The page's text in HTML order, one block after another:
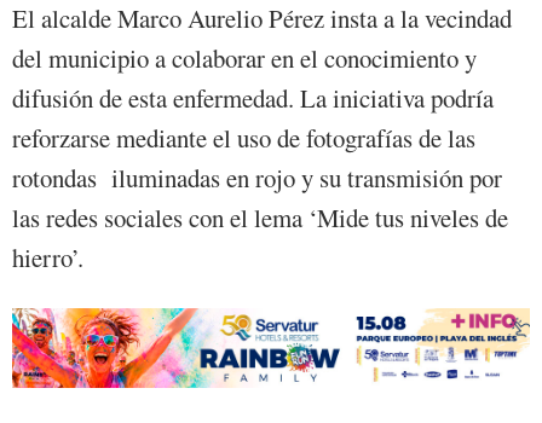
El alcalde Marco Aurelio Pérez insta a la vecindad
del municipio a colaborar en el conocimiento y
difusión de esta enfermedad. La iniciativa podría
reforzarse mediante el uso de fotografías de las
rotondas iluminadas en rojo y su transmisión por
las redes sociales con el lema ‘Mide tus niveles de
hierro’.